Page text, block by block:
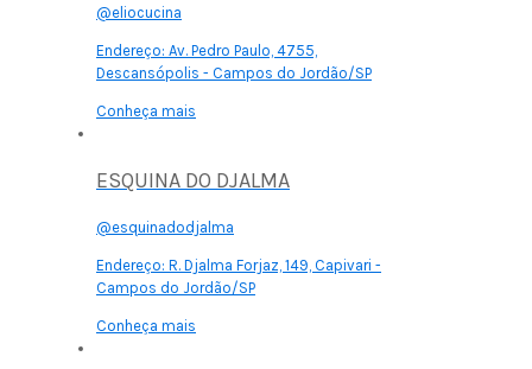
@eliocucina
Endereço: Av. Pedro Paulo, 4755,
Descansópolis - Campos do Jordão/SP
Conheça mais
ESQUINA DO DJALMA
@esquinadodjalma
Endereço: R. Djalma Forjaz, 149, Capivari -
Campos do Jordão/SP
Conheça mais